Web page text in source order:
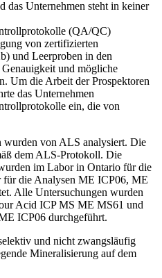
Unternehmen steht in keiner
(QA/QC)
von zertifizierten
und Leerproben in den
und mögliche
Um die Arbeit der Prospektoren
das Unternehmen
ein, die von
wurden von ALS analysiert. Die
dem ALS-Protokoll. Die
im Labor in Ontario für die
die Analysen ME ICP06, ME
Alle Untersuchungen wurden
Acid ICP MS ME MS61 und
ICP06 durchgeführt.
und nicht zwangsläufig
Mineralisierung auf dem